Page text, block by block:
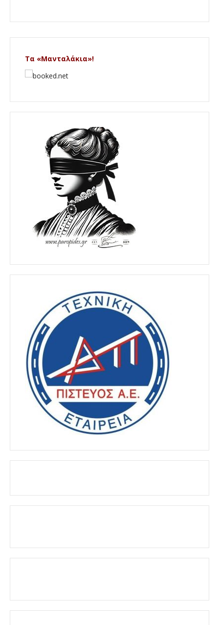
Τα «Μανταλάκια»!